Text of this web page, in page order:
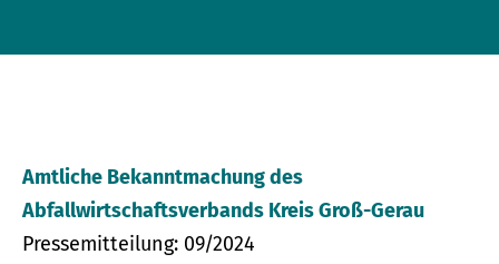
Amtliche Bekanntmachung des
Abfallwirtschaftsverbands Kreis Groß-Gerau
Pressemitteilung: 09/2024